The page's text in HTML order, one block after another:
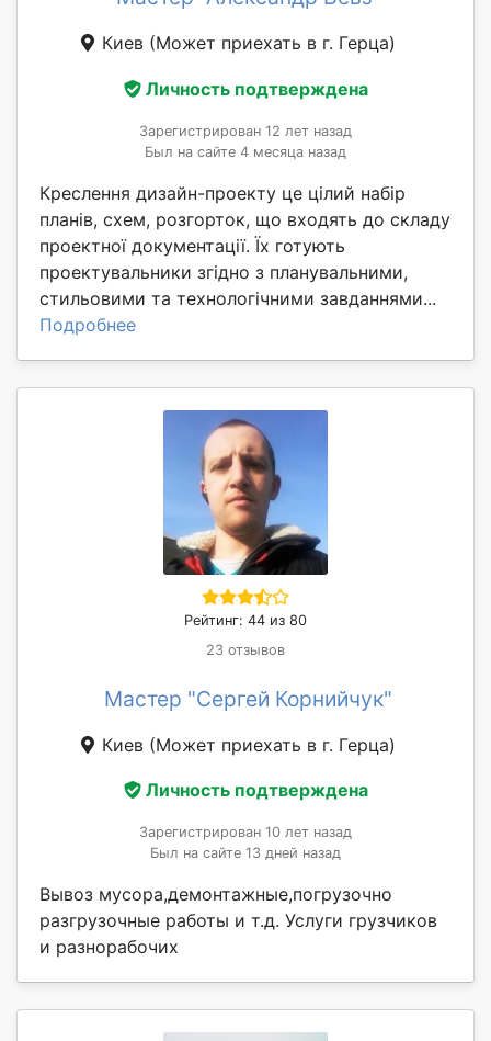
Киев (Может приехать в г. Герца)
Личность подтверждена
Зарегистрирован 12 лет назад
Был на сайте 4 месяца назад
Креслення дизайн-проекту це цілий набір
планів, схем, розгорток, що входять до складу
проектної документації. Їх готують
проектувальники згідно з планувальними,
стильовими та технологічними завданнями...
Подробнее
Рейтинг: 44 из 80
23 отзывов
Мастер "Сергей Корнийчук"
Киев (Может приехать в г. Герца)
Личность подтверждена
Зарегистрирован 10 лет назад
Был на сайте 13 дней назад
Вывоз мусора,демонтажные,погрузочно
разгрузочные работы и т.д. Услуги грузчиков
и разнорабочих